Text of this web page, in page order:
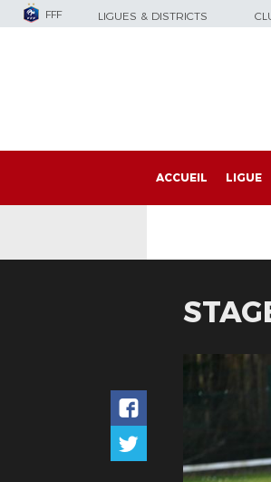
FFF LIGUES & DISTRICTS
ACCUEIL LIGUE